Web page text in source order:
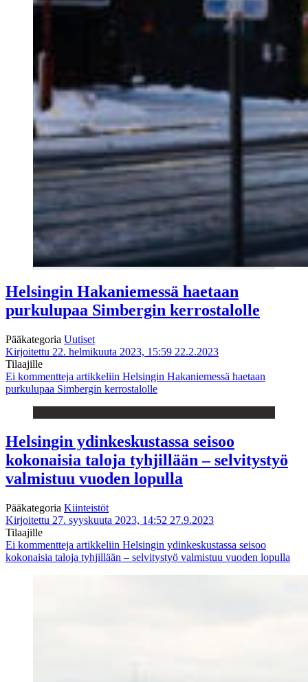
Helsingin Hakaniemessä haetaan
purkulupaa Simbergin kerrostalolle
Pääkategoria Uutiset
Kirjoitettu 22. helmikuuta 2023, 15:59 22.2.2023
Tilaajille
Ei kommentteja artikkeliin Helsingin Hakaniemessä haetaan
purkulupaa Simbergin kerrostalolle
Helsingin ydinkeskustassa seisoo
kokonaisia taloja tyhjillään – selvitystyö
valmistuu vuoden lopulla
Pääkategoria Kiinteistöt
Kirjoitettu 27. syyskuuta 2023, 14:52 27.9.2023
Tilaajille
Ei kommentteja artikkeliin Helsingin ydinkeskustassa seisoo
kokonaisia taloja tyhjillään – selvitystyö valmistuu vuoden lopulla